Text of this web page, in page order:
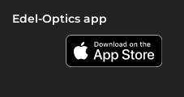
Edel-Optics app